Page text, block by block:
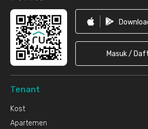
Masuk /
Tenant
Kost
Apartemen